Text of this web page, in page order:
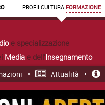
PROFILCULTURA FORMAZIONE
e specializzazione
Media e dell'Insegnamento
Attualità